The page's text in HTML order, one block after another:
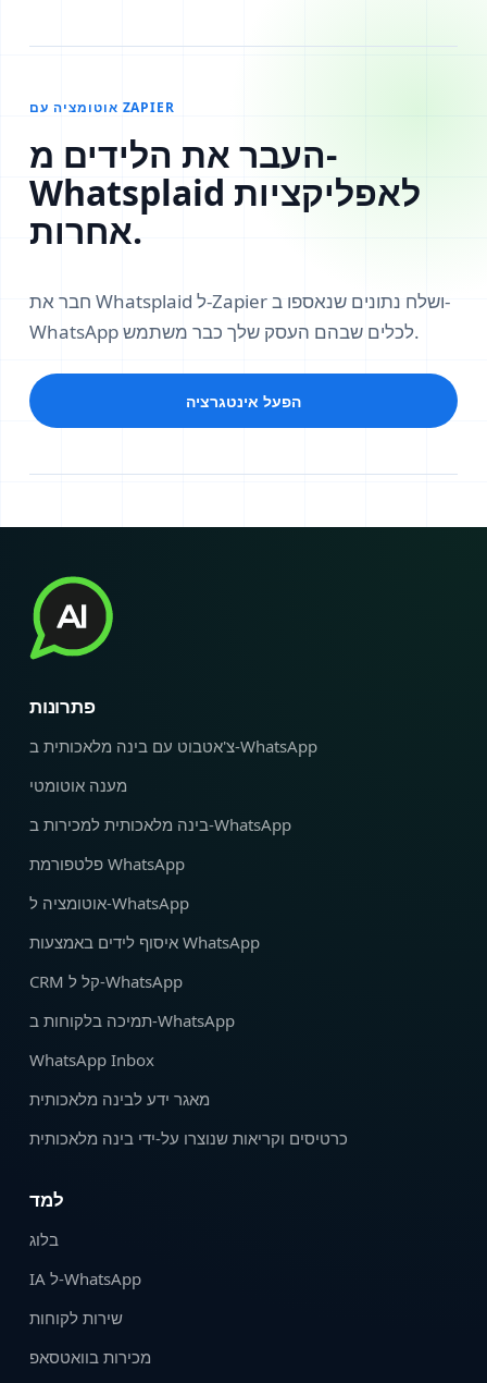
אוטומציה עם ZAPIER
העבר את הלידים מ-
Whatsplaid לאפליקציות
אחרות.
חבר את Whatsplaid ל-Zapier ושלח נתונים שנאספו ב-
WhatsApp לכלים שבהם העסק שלך כבר משתמש.
הפעל אינטגרציה
פתרונות
צ'אטבוט עם בינה מלאכותית ב-WhatsApp
מענה אוטומטי
בינה מלאכותית למכירות ב-WhatsApp
פלטפורמת WhatsApp
אוטומציה ל‑WhatsApp
איסוף לידים באמצעות WhatsApp
CRM קל ל‑WhatsApp
תמיכה בלקוחות ב-WhatsApp
WhatsApp Inbox
מאגר ידע לבינה מלאכותית
כרטיסים וקריאות שנוצרו על‑ידי בינה מלאכותית
למד
בלוג
IA ל-WhatsApp
שירות לקוחות
מכירות בוואטסאפ